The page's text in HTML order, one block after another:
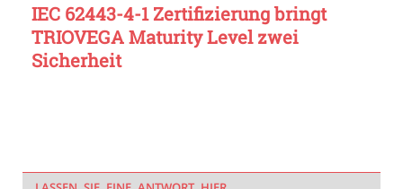
IEC 62443-4-1 Zertifizierung bringt
TRIOVEGA Maturity Level zwei
Sicherheit